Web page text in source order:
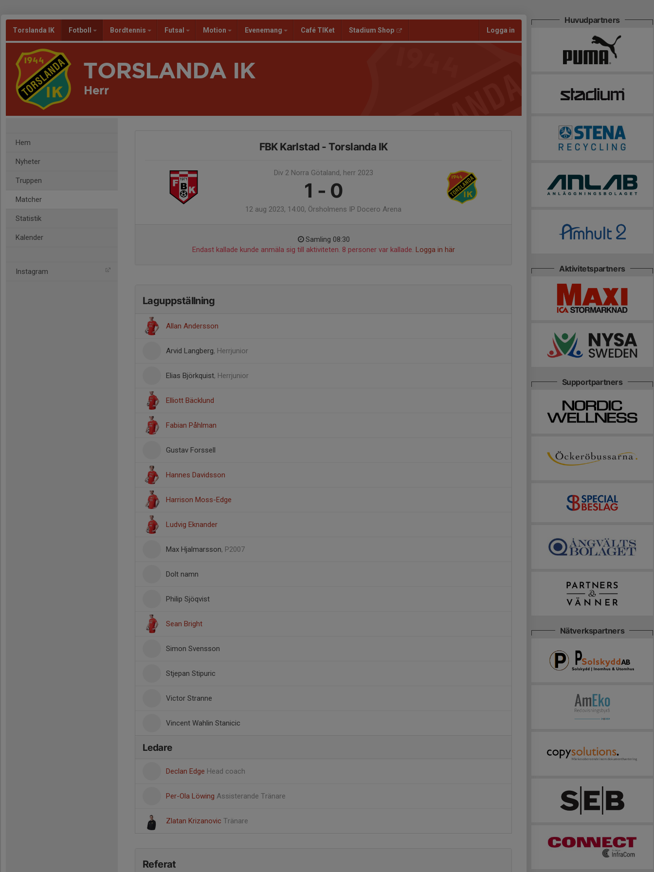
Torslanda IK Fotboll Bordtennis Futsal Motion Evenemang Café TIKet Stadium Shop Logga in
TORSLANDA IK
Herr
Hem
Nyheter
Truppen
Matcher
Statistik
Kalender
Instagram
FBK Karlstad - Torslanda IK
Div 2 Norra Götaland, herr 2023
1 - 0
12 aug 2023, 14:00, Örsholmens IP Docero Arena
Samling 08:30
Endast kallade kunde anmäla sig till aktiviteten. 8 personer var kallade. Logga in här
Laguppställning
Allan Andersson
Arvid Langberg, Herrjunior
Elias Björkquist, Herrjunior
Elliott Bäcklund
Fabian Påhlman
Gustav Forssell
Hannes Davidsson
Harrison Moss-Edge
Ludvig Eknander
Max Hjalmarsson, P2007
Dolt namn
Philip Sjöqvist
Sean Bright
Simon Svensson
Stjepan Stipuric
Victor Stranne
Vincent Wahlin Stanicic
Ledare
Declan Edge Head coach
Per-Ola Löwing Assisterande Tränare
Zlatan Krizanovic Tränare
Referat
Huvudpartners
Aktivitetspartners
Supportpartners
Nätverkspartners